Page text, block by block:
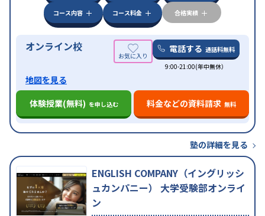
コース内容
コース料金 合格実績
オンライン校 電話する 通話料無料
9:00-21:00(年中無休）
地図を見る
体験授業(無料) を申し込む 料金などの資料請求 無料
塾の詳細を見る
ENGLISH COMPANY（イングリッシ
ュカンパニー） 大学受験部オンライ
ン